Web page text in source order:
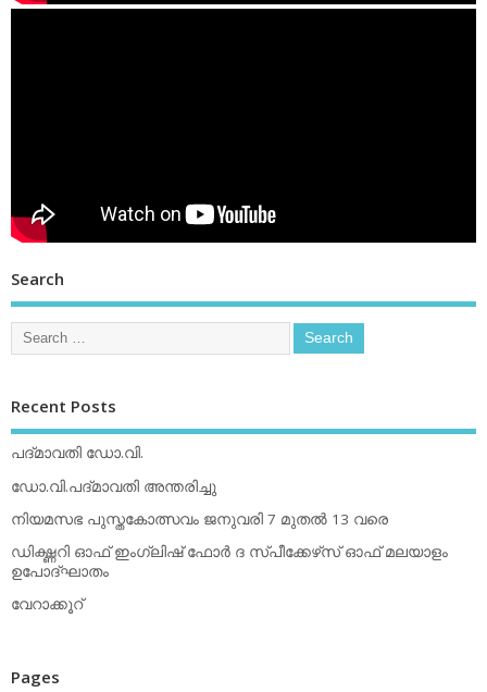
Search
Recent Posts
പദ്മാവതി ഡോ.വി.
ഡോ.വി.പദ്മാവതി അന്തരിച്ചു
നിയമസഭ പുസ്തകോത്സവം ജനുവരി 7 മുതല്‍ 13 വരെ
ഡിക്ഷ്ണറി ഓഫ് ഇംഗ്ലിഷ് ഫോര്‍ ദ സ്പീക്കേഴ്‌സ് ഓഫ് മലയാളം
ഉപോദ്ഘാതം
വേറാക്കൂറ്
Pages